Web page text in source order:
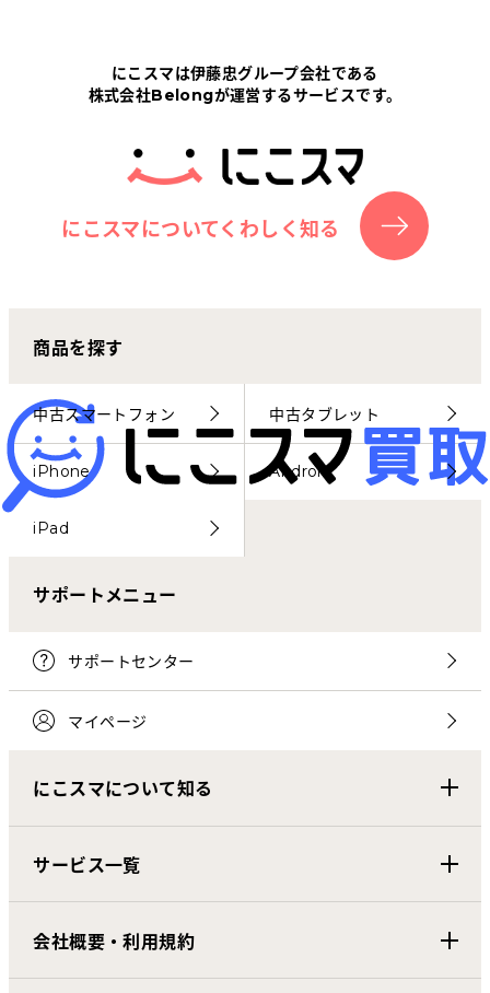
にこスマについて
サポートセンター
お客さまの声
にこスマ通信
マイページ
にこスマは伊藤忠グループ会社である
株式会社Belongが運営するサービスです。
にこスマについてくわしく知る
商品を探す
中古スマートフォン 中古タブレット
iPhone Android
iPad
サポートメニュー
サポートセンター
マイページ
にこスマについて知る
サービス一覧
会社概要・利用規約